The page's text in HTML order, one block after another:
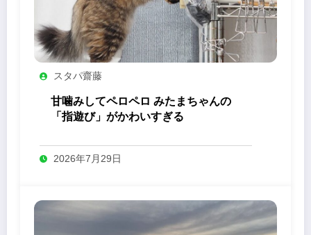
スタパ齋藤
甘噛みしてペロペロ みたまちゃんの
「指遊び」がかわいすぎる
2026年7月29日